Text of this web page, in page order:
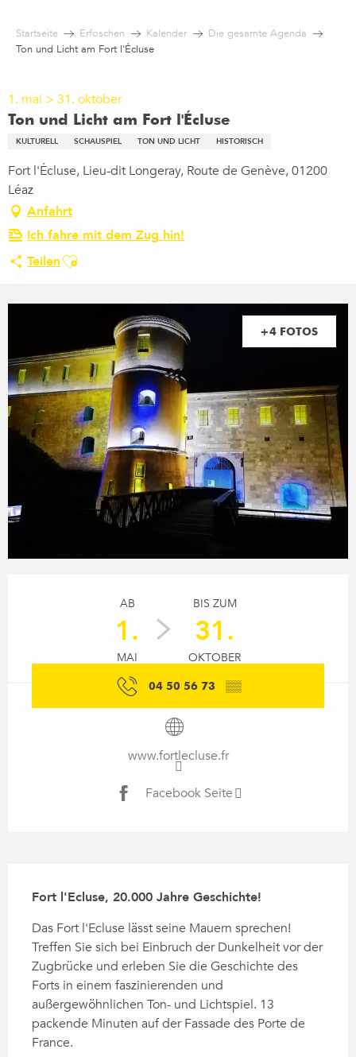
contenu
Startseite Erfoschen Kalender
Die gesamte Agenda
Ton und Licht am Fort l'Écluse
1. mai > 31. oktober
Ton und Licht am Fort l'Écluse
KULTURELL SCHAUSPIEL TON UND LICHT HISTORISCH
Fort l'Écluse, Lieu-dit Longeray, Route de Genève, 01200
Léaz
Anfahrt
Ich fahre mit dem Zug hin!
TeilenAjouter aux favoris
+4 FOTOS
AB
1.
MAI
BIS ZUM
31.
OKTOBER
04 50 56 73 ▒▒
www.fortlecluse.fr
Facebook Seite
Fort l'Ecluse, 20.000 Jahre Geschichte!
Das Fort l'Ecluse lässt seine Mauern sprechen!
Treffen Sie sich bei Einbruch der Dunkelheit vor der
Zugbrücke und erleben Sie die Geschichte des
Forts in einem faszinierenden und
außergewöhnlichen Ton- und Lichtspiel. 13
packende Minuten auf der Fassade des Porte de
France.